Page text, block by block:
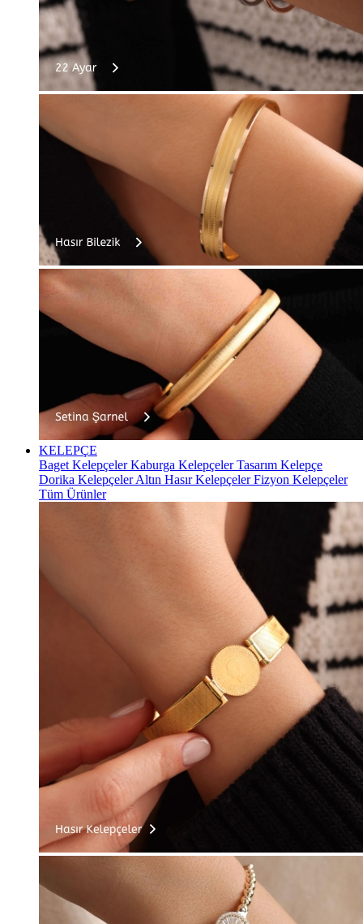
KELEPÇE
Baget KelepçelerKaburga KelepçelerTasarım Kelepçe
Dorika KelepçelerAltın Hasır KelepçelerFizyon Kelepçeler
Tüm Ürünler